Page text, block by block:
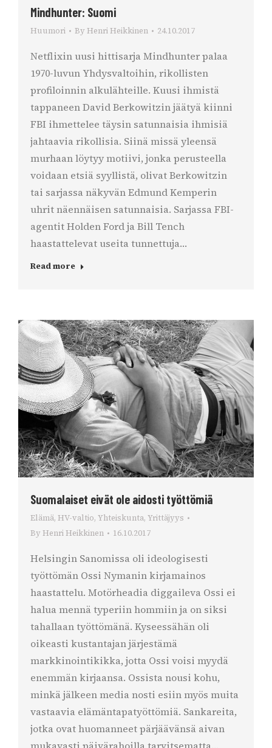
Mindhunter: Suomi
Huumori By Henri Heikkinen 24.10.2017
Netflixin uusi hittisarja Mindhunter palaa
1970-luvun Yhdysvaltoihin, rikollisten
profiloinnin alkulähteille. Kuusi ihmistä
tappaneen David Berkowitzin jäätyä kiinni
FBI ihmettelee täysin satunnaisia ihmisiä
jahtaavia rikollisia. Siinä missä yleensä
murhaan löytyy motiivi, jonka perusteella
voidaan etsiä syyllistä, olivat Berkowitzin
tai sarjassa näkyvän Edmund Kemperin
uhrit näennäisen satunnaisia. Sarjassa FBI-
agentit Holden Ford ja Bill Tench
haastattelevat useita tunnettuja…
Read more
Suomalaiset eivät ole aidosti työttömiä
Elämä, HV-valtio, Yhteiskunta, Yrittäjyys
By Henri Heikkinen 16.10.2017
Helsingin Sanomissa oli ideologisesti
työttömän Ossi Nymanin kirjamainos
haastattelu. Motörheadia diggaileva Ossi ei
halua mennä typeriin hommiin ja on siksi
tahallaan työttömänä. Kyseessähän oli
oikeasti kustantajan järjestämä
markkinointikikka, jotta Ossi voisi myydä
enemmän kirjaansa. Ossista nousi kohu,
minkä jälkeen media nosti esiin myös muita
vastaavia elämäntapatyöttömiä. Sankareita,
jotka ovat huomanneet pärjäävänsä aivan